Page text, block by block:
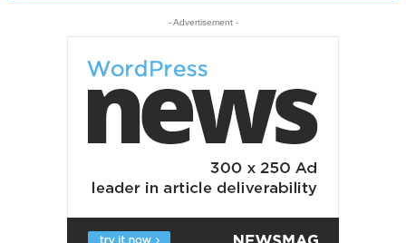
- Advertisement -